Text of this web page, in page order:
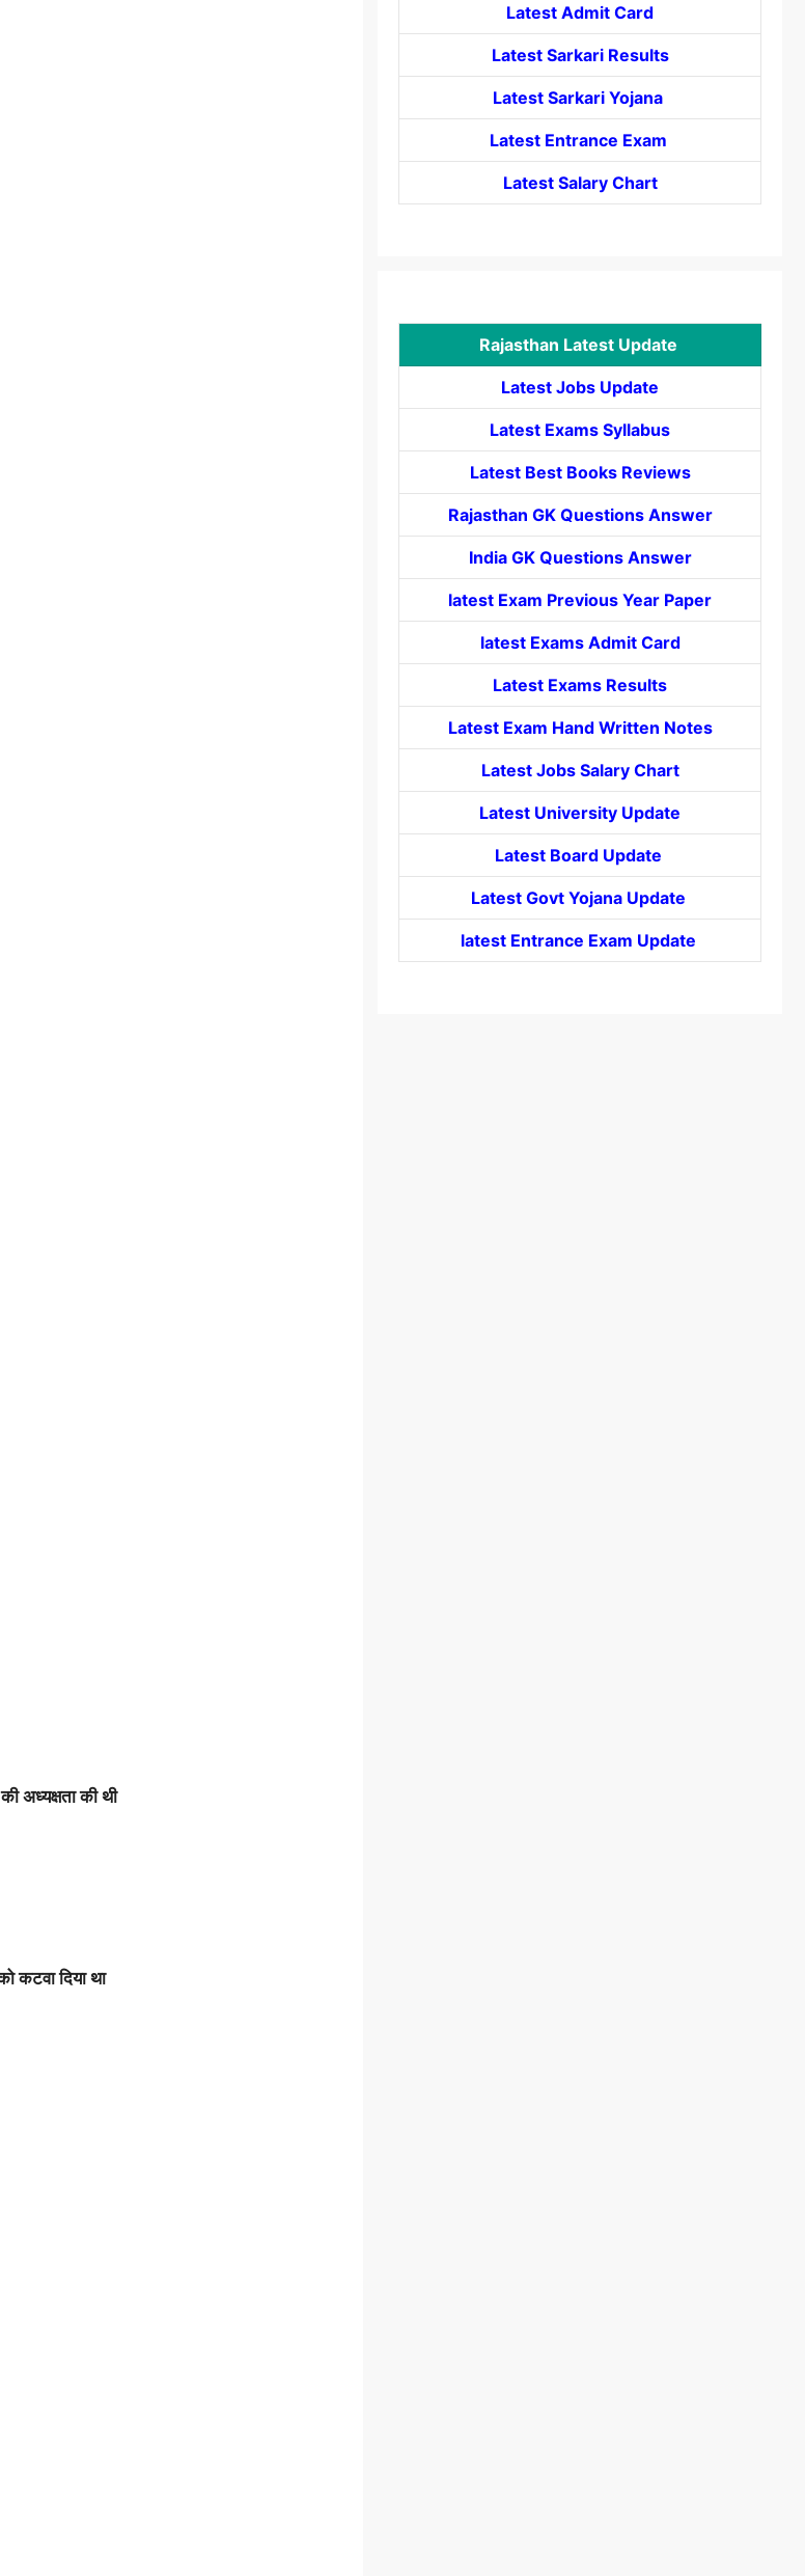
अध्यक्षता की थी
कटवा दिया था
Latest Admit Card
Latest Sarkari Results
Latest Sarkari Yojana
Latest Entrance Exam
Latest Salary Chart
Rajasthan Latest Update
Latest Jobs Update
Latest Exams Syllabus
Latest Best Books Reviews
Rajasthan GK Questions Answer
India GK Questions Answer
latest Exam Previous Year Paper
latest Exams Admit Card
Latest Exams Results
Latest Exam Hand Written Notes
Latest Jobs Salary Chart
Latest University Update
Latest Board Update
Latest Govt YojanaUpdate
latest Entrance Exam Update